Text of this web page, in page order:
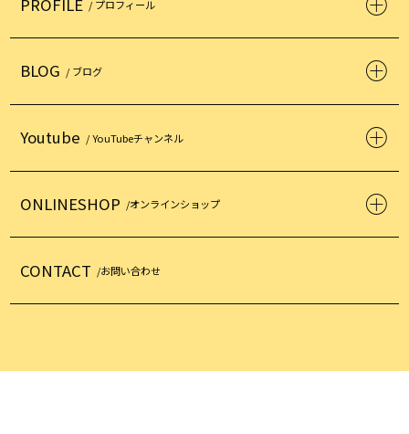
/ プロフィール
BLOG / ブログ
Youtube / YouTubeチャンネル
ONLINESHOP /オンラインショップ
CONTACT /お問い合わせ